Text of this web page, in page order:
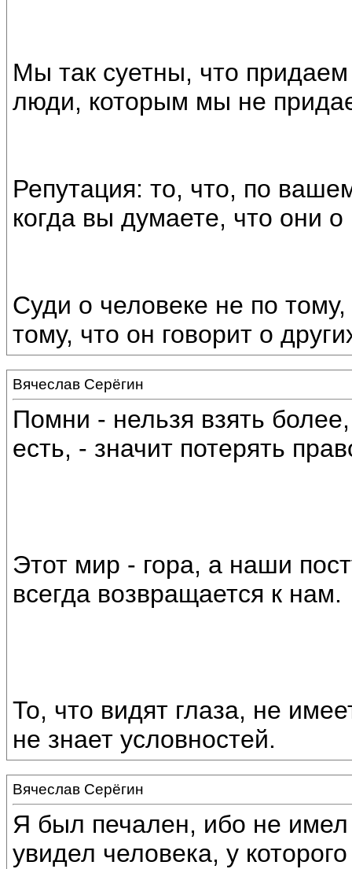
Мы так суетны, что
люди, которым мы не
Репутация: то, что, по
когда вы думаете, что они
Суди о человеке не по
тому, что он говорит о
Вячеслав Серёгин
Помни - нельзя взять
есть, - значит потерять
Этот мир - гора, а наши
всегда возвращается к нам.
То, что видят глаза, не
не знает условностей.
Вячеслав Серёгин
Я был печален, ибо не имел
увидел человека, у